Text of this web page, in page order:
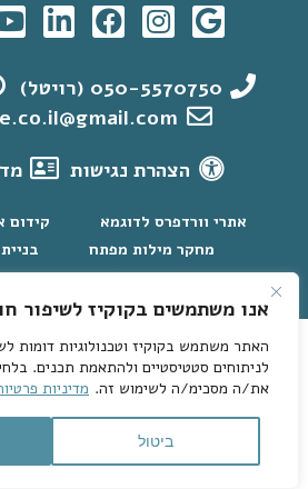
אנו משתמשים בקוקיז לשיפור
האתר משתמש בקוקיז וטכנולוגיות דומות
לניתוחים סטטיסטיים ולהתאמת תכנים.
את/ה מסכימ/ה לשימוש זה. מדיניות
ביטול
050-5570750 (רויטל)
הצהרת נגישות
אתרי וורדפרס לדוגמא
קידום
מחקר מילות מפתח
קידום אתרים בגוגל > מאמרים
AI, Peek Inside